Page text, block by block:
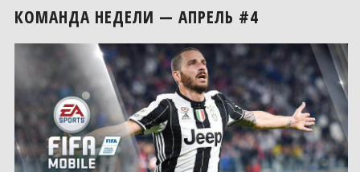
КОМАНДА НЕДЕЛИ — АПРЕЛЬ #4